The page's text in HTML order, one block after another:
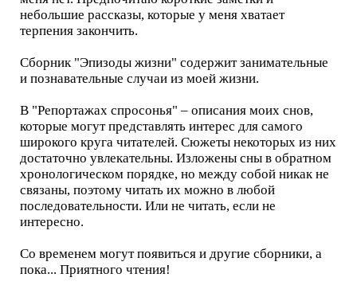
небольшие рассказы, которые у меня хватает
терпения закончить.
Сборник "Эпизоды жизни" содержит занимательные
и познавательные случаи из моей жизни.
В "Репортажах спросонья" – описания моих снов,
которые могут представлять интерес для самого
широкого круга читателей. Сюжеты некоторых из них
достаточно увлекательны. Изложены сны в обратном
хронологическом порядке, но между собой никак не
связаны, поэтому читать их можно в любой
последовательности. Или не читать, если не
интересно.
Со временем могут появиться и другие сборники, а
пока... Приятного чтения!